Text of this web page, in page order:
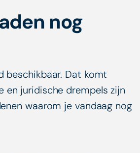
nog
beschikbaar. Dat komt
en juridische drempels zijn
waarom je vandaag nog